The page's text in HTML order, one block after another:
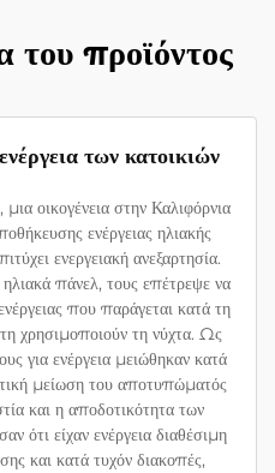
του προϊόντος
των κατοικιών
οικογένεια στην Καλιφόρνια
ενέργειας ηλιακής
ενεργειακή ανεξαρτησία.
πάνελ, τους επέτρεψε να
που παράγεται κατά τη
χρησιμοποιούν τη νύχτα. Ως
για ενέργεια μειώθηκαν κατά
μείωση του αποτυπώματός
και η αποδοτικότητα των
ότι είχαν ενέργεια διαθέσιμη
και κατά τυχόν διακοπές,